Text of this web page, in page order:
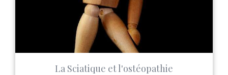
La Sciatique et l'ostéopathie